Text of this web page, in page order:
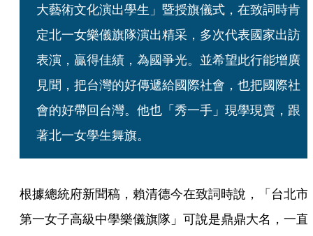
大藝術文化演出學生」暨授旗儀式，在致詞時肯
定北一女樂儀旗隊演出精采，多次代表國家出訪
表演，贏得佳績，為國爭光。並希望此行能增廣
見聞，把台灣的好傳遞給國際社會，也把國際社
會的好帶回台灣。他也「秀一手」現學現賣，跟
著北一女學生舞旗。
根據總統府新聞稿，賴清德今在致詞時說，「台北市
第一女子高級中學樂儀旗隊」可說是鼎鼎大名，一直